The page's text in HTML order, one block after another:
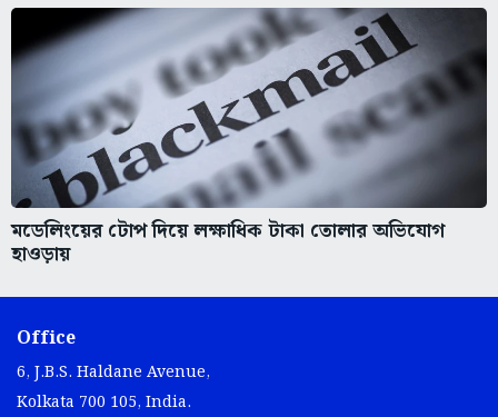
মডেলিংয়ের টোপ দিয়ে লক্ষাধিক টাকা তোলার অভিযোগ
হাওড়ায়
Office
6, J.B.S. Haldane Avenue,
Kolkata 700 105, India.